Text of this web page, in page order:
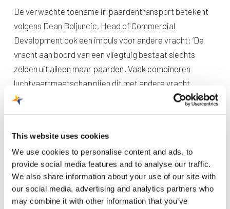
This website uses cookies
We use cookies to personalise content and ads, to
provide social media features and to analyse our traffic.
We also share information about your use of our site with
our social media, advertising and analytics partners who
may combine it with other information that you’ve
De verwachte toename in paardentransport betekent
volgens Dean Boljuncic, Head of Commercial
Development ook een impuls voor andere vracht: ‘De
vracht aan boord van een vliegtuig bestaat slechts
zelden uit alleen maar paarden. Vaak combineren
luchtvaartmaatschappijen dit met andere vracht.
Hierdoor ontstaan nieuwe routes vanaf MAA waar ook
de lokale vrachtcommunity van meeprofiteert. Hoe
hun klanten via MAA wereldwijd te vervoeren.
Verschillende luchtvaartmaatschappijen hebben al hun
interesse getoond om gebruik te maken van Maastricht
Aachen Airport voor het transport van paarden.’